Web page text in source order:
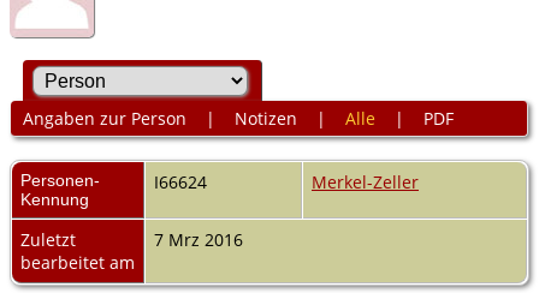
Angaben zur Person | Notizen | Alle | PDF
Personen-
Kennung
I66624 Merkel-Zeller
Zuletzt
bearbeitet am
7 Mrz 2016